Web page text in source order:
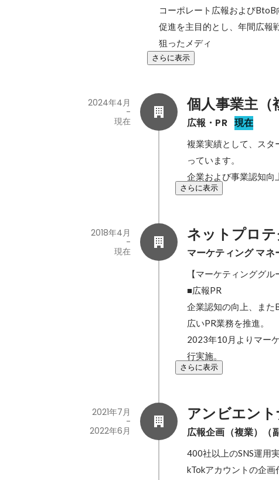
コーポレート広報および
促進を主目的とし、年間広報
狙ったメディ
さらに表示
個人事業主（
広報・PR 現在
2024年4月
-
現在
複業実績として、スタ
っています。
企業および事業認知向
さらに表示
ネットプロ
マーケティング マネ
2018年4月
-
現在
【マーケティンググ
■広報PR
企業認知の向上、また
広いPR業務を推進。
2023年10月よりマー
行実施。
さらに表示
アンビエン
広報企画（複業）（
2021年7月
-
2022年6月
400社以上のSNS運用
kTokアカウントの企